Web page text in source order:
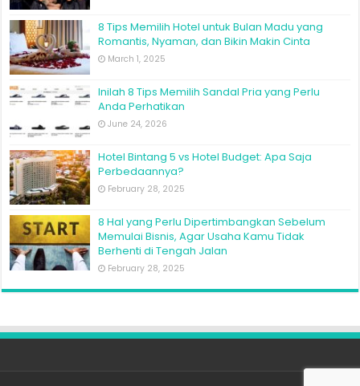
8 Tips Memilih Hotel untuk Bulan Madu yang
Romantis, Nyaman, dan Bikin Makin Cinta
March 1, 2025
Inilah 8 Tips Memilih Sandal Pria yang Perlu
Anda Perhatikan
June 24, 2026
Hotel Bintang 5 vs Hotel Budget: Apa Saja
Perbedaannya?
February 28, 2025
8 Hal yang Perlu Dipertimbangkan Sebelum
Memulai Bisnis, Agar Usaha Kamu Tidak
Berhenti di Tengah Jalan
February 28, 2025